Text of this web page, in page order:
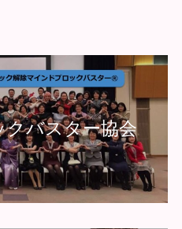
バスター協会